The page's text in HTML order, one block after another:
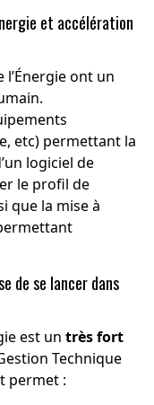
et accélération
ont un
etc) permettant la
logiciel de
le profil de
que la mise à
de se lancer dans
est un très fort
Technique
permet :